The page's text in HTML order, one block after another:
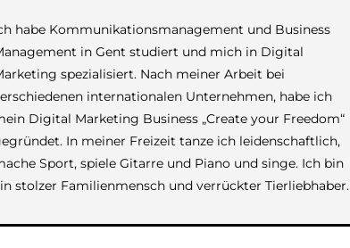
habe Kommunikationsmanagement und Business
in Gent studiert und mich in Digital
spezialisiert. Nach meiner Arbeit bei
internationalen Unternehmen, habe ich
Digital Marketing Business „Create your Freedom“
In meiner Freizeit tanze ich leidenschaftlich,
Sport, spiele Gitarre und Piano und singe. Ich bin
stolzer Familienmensch und verrückter Tierliebhaber.